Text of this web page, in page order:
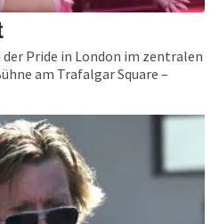
Pride in London im zentralen
am Trafalgar Square –